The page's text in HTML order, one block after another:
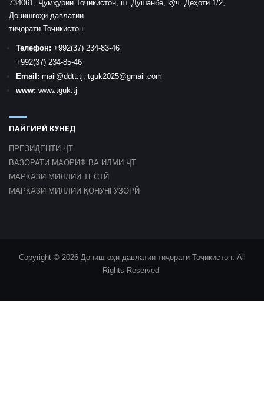
734061, Ҷумҳурии Тоҷикистон, ш. Душанбе, кӯч. Деҳоти 1/2,
Донишгоҳи давлатии
тиҷорати Тоҷикистон
Телефон: +992(37) 234-83-46
+992(37) 234-85-46
Email: mail @ddtt.tj; tguk2025@gmail.com
www: www.tguk.tj
ПАЙГИРӢ КУНЕД
ПРЕЗИДЕНТИ ҶТ
ВАЗОРАТИ МАОРИФ ВА ИЛМИ ҶТ
МАРКАЗИ МИЛЛИИ ТЕСТӢ
МАРКАЗИ МИЛЛИИ ҚОНУНГУЗОРӢ
Copyright © 2026 Донишгоҳи давлатии тиҷорати Тоҷикистон. All
Rights Reserved